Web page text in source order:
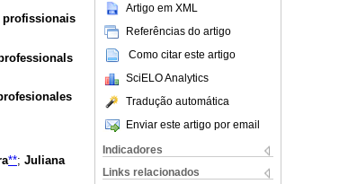
Artigo em XML
Referências do artigo
Como citar este artigo
SciELO Analytics
Tradução automática
Enviar este artigo por email
Indicadores
Links relacionados
profissionais
**; Juliana